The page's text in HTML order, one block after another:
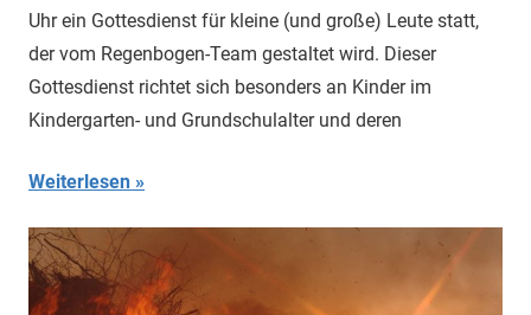
Uhr ein Gottesdienst für kleine (und große) Leute statt,
der vom Regenbogen-Team gestaltet wird. Dieser
Gottesdienst richtet sich besonders an Kinder im
Kindergarten- und Grundschulalter und deren
Weiterlesen